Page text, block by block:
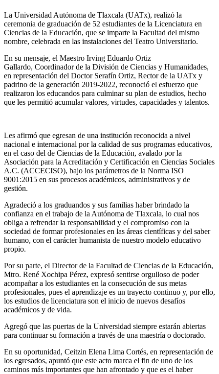
La Universidad Autónoma de Tlaxcala (UATx), realizó la
ceremonia de graduación de 52 estudiantes de la Licenciatura en
Ciencias de la Educación, que se imparte la Facultad del mismo
nombre, celebrada en las instalaciones del Teatro Universitario.
En su mensaje, el Maestro Irving Eduardo Ortiz
Gallardo, Coordinador de la División de Ciencias y Humanidades,
en representación del Doctor Serafín Ortiz, Rector de la UATx y
padrino de la generación 2019-2022, reconoció el esfuerzo que
realizaron los educandos para culminar su plan de estudios, hecho
que les permitió acumular valores, virtudes, capacidades y talentos.
Les afirmó que egresan de una institución reconocida a nivel
nacional e internacional por la calidad de sus programas educativos,
en el caso del de Ciencias de la Educación, avalado por la
Asociación para la Acreditación y Certificación en Ciencias Sociales
A.C. (ACCECISO), bajo los parámetros de la Norma ISO
9001:2015 en sus procesos académicos, administrativos y de
gestión.
Agradeció a los graduandos y sus familias haber brindado la
confianza en el trabajo de la Autónoma de Tlaxcala, lo cual nos
obliga a refrendar la responsabilidad y el compromiso con la
sociedad de formar profesionales en las áreas científicas y del saber
humano, con el carácter humanista de nuestro modelo educativo
propio.
Por su parte, el Director de la Facultad de Ciencias de la Educación,
Mtro. René Xochipa Pérez, expresó sentirse orgulloso de poder
acompañar a los estudiantes en la consecución de sus metas
profesionales, pues el aprendizaje es un trayecto continuo y, por ello,
los estudios de licenciatura son el inicio de nuevos desafíos
académicos y de vida.
Agregó que las puertas de la Universidad siempre estarán abiertas
para continuar su formación a través de una maestría o doctorado.
En su oportunidad, Ceitzin Elena Lima Cortés, en representación de
los egresados, apuntó que este acto marca el fin de uno de los
caminos más importantes que han afrontado y que es el haber